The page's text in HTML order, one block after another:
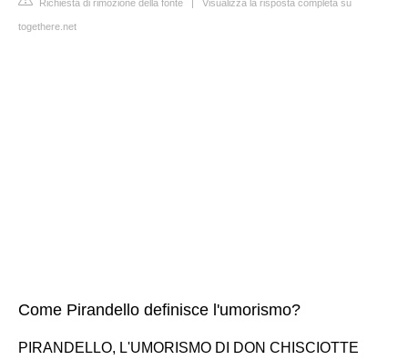
Richiesta di rimozione della fonte | Visualizza la risposta completa su
togethere.net
Come Pirandello definisce l'umorismo?
PIRANDELLO, L'UMORISMO DI DON CHISCIOTTE